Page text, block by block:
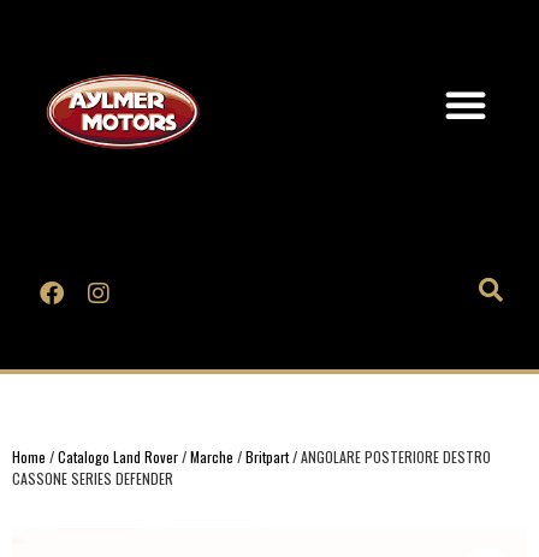
Home /Catalogo Land Rover/Marche /Britpart/ ANGOLARE POSTERIORE DESTRO
CASSONE SERIES DEFENDER